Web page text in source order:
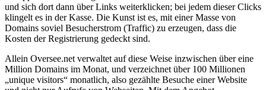
und sich dort dann über Links weiterklicken; bei jedem dieser Clicks
klingelt es in der Kasse. Die Kunst ist es, mit einer Masse von
Domains soviel Besucherstrom (Traffic) zu erzeugen, dass die
Kosten der Registrierung gedeckt sind.
Allein Oversee.net verwaltet auf diese Weise inzwischen über eine
Million Domains im Monat, und verzeichnet über 100 Millionen
„unique visitors“ monatlich, also gezählte Besuche einer Website